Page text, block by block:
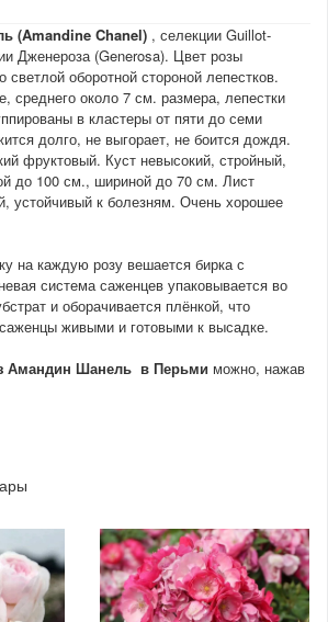
(Amandine Chanel) , селекции Guillot-
Дженероза (Generosa). Цвет розы
светлой оборотной стороной лепестков.
среднего около 7 см. размера, лепестки
в кластеры от пяти до семи
долго, не выгорает, не боится дождя.
фруктовый. Куст невысокий, стройный,
до 100 см., шириной до 70 см. Лист
устойчивый к болезням. Очень хорошее
на каждую розу вешается бирка с
система саженцев упаковывается во
и оборачивается плёнкой, что
живыми и готовыми к высадке.
Амандин Шанель в Перьми можно, нажав